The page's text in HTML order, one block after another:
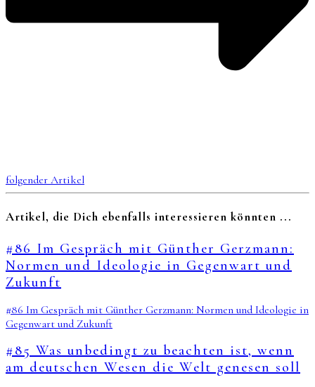
folgender Artikel
Artikel, die Dich ebenfalls interessieren könnten ...
#86 Im Gespräch mit Günther Gerzmann:
Normen und Ideologie in Gegenwart und
Zukunft
#86 Im Gespräch mit Günther Gerzmann: Normen und Ideologie in
Gegenwart und Zukunft
#85 Was unbedingt zu beachten ist, wenn
am deutschen Wesen die Welt genesen soll